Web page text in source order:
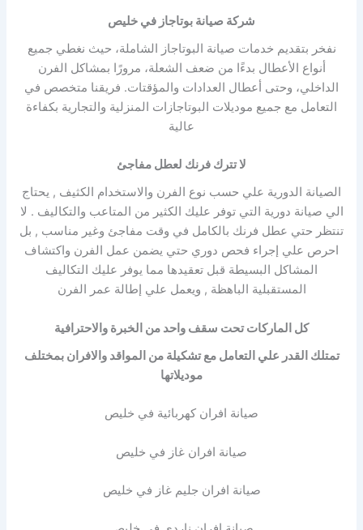
شركة صيانة بوتاجاز في خليص
نفخر بتقديم خدمات صيانة البوتاجاز الشاملة، حيث نغطي جميع
أنواع الأعطال بدءًا من ضعف الشعلة، مرورًا بمشاكل الفرن
الداخلي، وحتى أعطال العدادات والمؤقتات. فريقنا متخصص في
التعامل مع جميع موديلات البوتاجازات المنزلية والتجارية بكفاءة
عالية
لا تترك فرنك لعطل مفاجئ
الصيانة الدورية علي حسب نوع الفرن والاستخدام الكثيف , يحتاج
الي صيانة دورية التي توفر عليك الكثير من المتاعب والتكاليف . لا
تنتظر حتي عطل فرنك بالكامل في وقت مفاجئ وغير مناسب , بل
احرص علي إجراء فحص دوري حتي يضمن عمل الفرن واكتشاف
المشاكل البسيطة قبل تعقيدها مما يوفر عليك التكاليف
المستقبلية الباهظة , ويعمل علي إطالة عمر الفرن
كل الماركات تحت سقف واحد من الخبرة والاحترافية
تمتلك القدر علي التعامل مع تشكيلة من المواقد والافران بمختلف
موديلاتها
صيانة افران كهربائية في خليص
صيانة افران غاز في خليص
صيانة افران جليم غاز في خليص